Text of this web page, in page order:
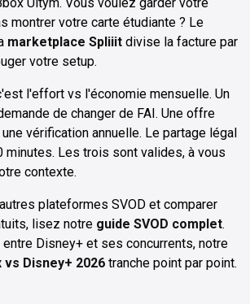
montrer votre carte étudiante ? Le
marketplace Spliiit divise la facture par
votre setup.
l'effort vs l'économie mensuelle. Un
de changer de FAI. Une offre
vérification annuelle. Le partage légal
minutes. Les trois sont valides, à vous
contexte.
plateformes SVOD et comparer
lisez notre guide SVOD complet.
Disney+ et ses concurrents, notre
vs Disney+ 2026 tranche point par point.